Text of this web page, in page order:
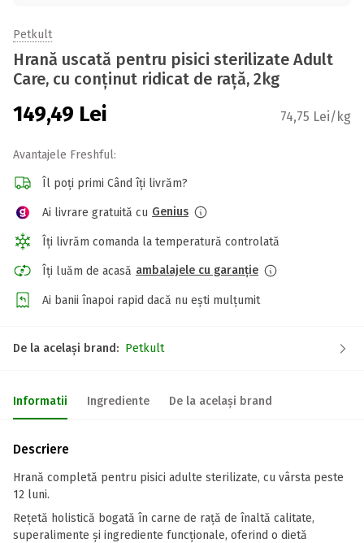
Petkult
Hrană uscată pentru pisici sterilizate Adult
Care, cu conținut ridicat de rață, 2kg
149,49 Lei 74,75 Lei/kg
Avantajele Freshful:
Îl poți primi Când îți livrăm?
Ai livrare gratuită cu Genius
Îți livrăm comanda la temperatură controlată
Îți luăm de acasă ambalajele cu garanție
Ai banii înapoi rapid dacă nu ești mulțumit
De la același brand: Petkult
Informatii Ingrediente De la același brand
Descriere
Hrană completă pentru pisici adulte sterilizate, cu vârsta peste
12 luni.
Rețetă holistică bogată în carne de rață de înaltă calitate,
superalimente și ingrediente funcționale, oferind o dietă